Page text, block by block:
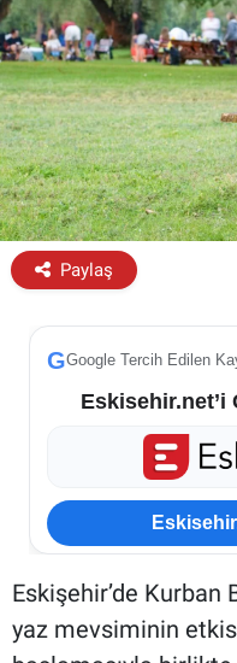
Paylaş
GGoogle Tercih Edilen
Eskisehir.net’i
Eskişehir’de Kurban
yaz mevsiminin
Eskişehir Hava
Eskişehir
Eskişehir Otobüs